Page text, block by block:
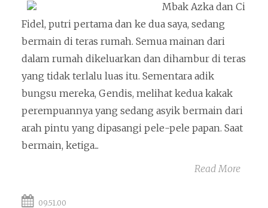
Mbak Azka dan Ci
Fidel, putri pertama dan ke dua saya, sedang
bermain di teras rumah. Semua mainan dari
dalam rumah dikeluarkan dan dihambur di teras
yang tidak terlalu luas itu. Sementara adik
bungsu mereka, Gendis, melihat kedua kakak
perempuannya yang sedang asyik bermain dari
arah pintu yang dipasangi pele-pele papan. Saat
bermain, ketiga...
Read More
09.51.00